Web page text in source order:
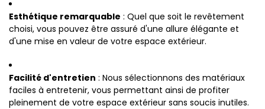
Esthétique remarquable : Quel que soit le revêtement
choisi, vous pouvez être assuré d'une allure élégante et
d'une mise en valeur de votre espace extérieur.
Facilité d'entretien : Nous sélectionnons des matériaux
faciles à entretenir, vous permettant ainsi de profiter
pleinement de votre espace extérieur sans soucis inutiles.